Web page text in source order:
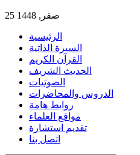
25 صفر, 1448
الرئيسية
السيرة الذاتية
القرآن الكريم
الحديث الشريف
الصوتيات
الدروس والمحاضرات
روابط هامة
مواقع العلماء
تقديم استشارة
اتصل بنا